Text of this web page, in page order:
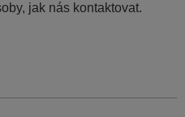
jak nás kontaktovat.